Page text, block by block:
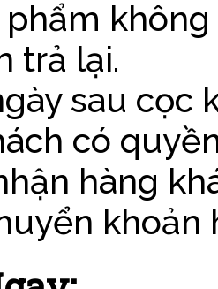
phẩm
trả lại.
sau cọc
có
hàng
khoản